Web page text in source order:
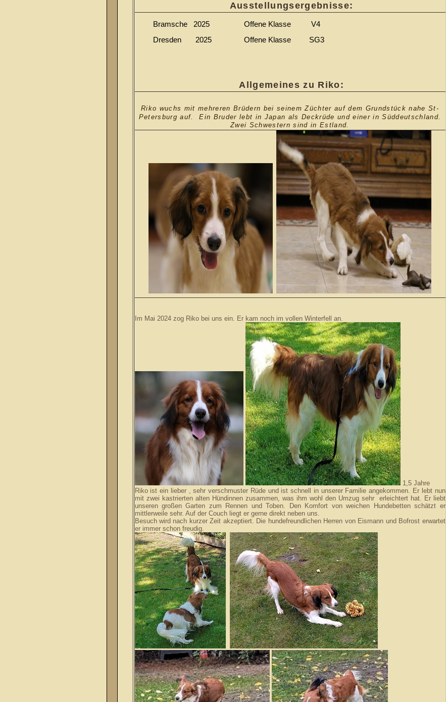
Ausstellungsergebnisse:
Bramsche 2025 Offene Klasse V4
Dresden 2025 Offene Klasse SG3
Allgemeines zu Riko:
Riko wuchs mit mehreren Brüdern bei seinem Züchter auf dem Grundstück nahe St-
Petersburg auf.
Ein Bruder lebt in Japan als Deckrüde und einer in Süddeutschland.
Zwei Schwestern sind in Estland.
Im Mai 2024 zog Riko bei uns ein. Er kam noch im vollen Winterfell an.
1,5 Jahre
Riko ist ein lieber , sehr verschmuster Rüde und ist schnell in unserer Familie angekommen. Er lebt nun
mit zwei kastrierten alten Hündinnen zusammen, was ihm wohl den Umzug sehr erleichtert hat. Er liebt
unseren großen Garten zum Rennen und Toben. Den Komfort von weichen Hundebetten schätzt er
mittlerweile sehr. Auf der Couch liegt er gerne direkt neben uns.
Besuch wird nach kurzer Zeit akzeptiert. Die hundefreundlichen Herren von Eismann und Bofrost erwartet
er immer schon freudig.